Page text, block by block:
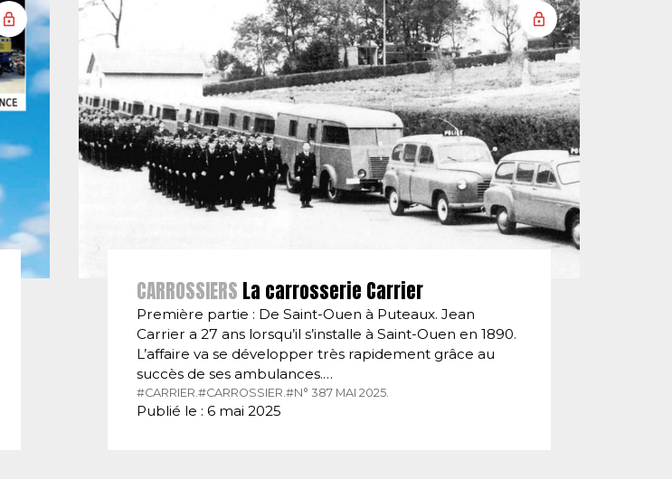
CARROSSIERS La carrosserie Carrier
Première partie : De Saint-Ouen à Puteaux. Jean
Carrier a 27 ans lorsqu’il s’installe à Saint-Ouen en 1890.
L’affaire va se développer très rapidement grâce au
succès de ses ambulances.…
#CARRIER.#CARROSSIER.#N° 387 MAI 2025.
Publié le : 6 mai 2025